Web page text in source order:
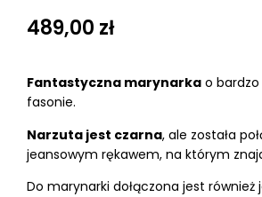
489,00 zł
Fantastyczna marynarka o
fasonie.
Narzuta jest czarna, ale została
jeansowym rękawem, na którym
Do marynarki dołączona jest również